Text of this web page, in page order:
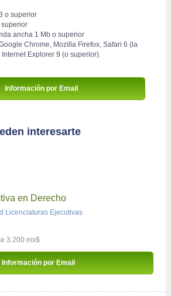
o superior
superior
ancha 1 Mb o superior
Chrome, Mozilla Firefox, Safari 6 (la
Explorer 9 (o superior).
Información por Email
interesarte
en Derecho
Licenciaturas Ejecutivas
3.200 mx$
Información por Email